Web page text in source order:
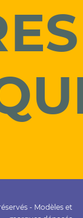
- Modèles et